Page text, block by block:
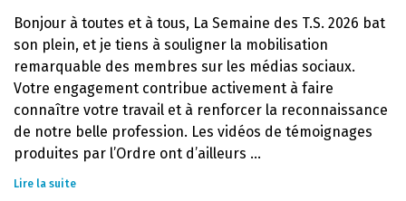
Bonjour à toutes et à tous, La Semaine des T.S. 2026 bat
son plein, et je tiens à souligner la mobilisation
remarquable des membres sur les médias sociaux.
Votre engagement contribue activement à faire
connaître votre travail et à renforcer la reconnaissance
de notre belle profession. Les vidéos de témoignages
produites par l’Ordre ont d’ailleurs ...
Lire la suite